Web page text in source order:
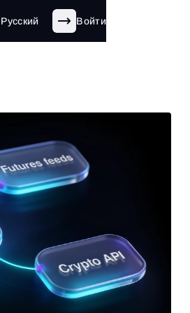
Русский Войти